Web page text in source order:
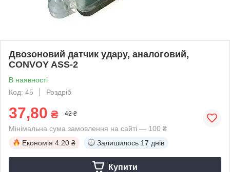
Двозоновий датчик удару, аналоговий,
CONVOY ASS-2
В наявності
Код: 45
Роздріб
37,80 ₴ 42 ₴
Мінімальна сума замовлення на сайті — 100 ₴
Економія 4.20 ₴ Залишилось 17 днів
Купити